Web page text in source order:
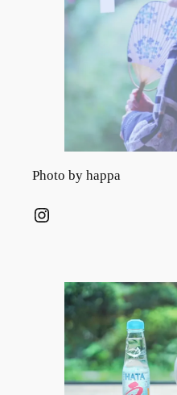
Photo by happa
Instagram